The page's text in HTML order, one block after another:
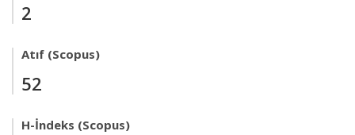
2
Atıf (Scopus)
52
H-İndeks (Scopus)